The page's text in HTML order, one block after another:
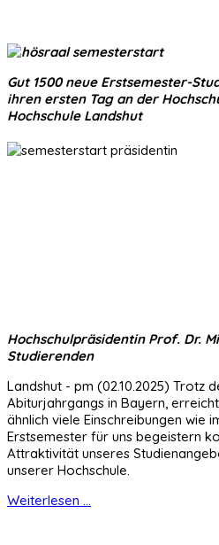
Gut 1500 neue Erstsemester-
ihren ersten Tag an der
Hochschule Landshut
Hochschulpräsidentin Prof. Dr.
Studierenden
Landshut - pm (02.10.2025) Trotz
Abiturjahrgangs in Bayern,
ähnlich viele Einschreibungen wie
Erstsemester für uns begeistern
Attraktivität unseres
unserer Hochschule.
Weiterlesen ...